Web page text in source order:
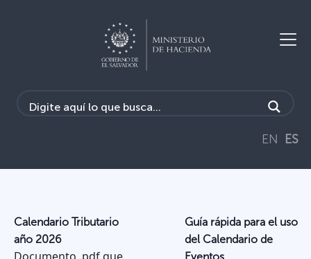
EN ES
Calendario Tributario
año 2026
Guía rápida para el uso
del Calendario de